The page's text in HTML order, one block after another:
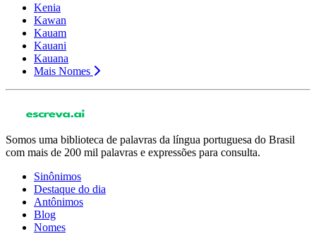
Kenia
Kawan
Kauam
Kauani
Kauana
Mais Nomes
Somos uma biblioteca de palavras da língua portuguesa do Brasil
com mais de 200 mil palavras e expressões para consulta.
Sinônimos
Destaque do dia
Antônimos
Blog
Nomes